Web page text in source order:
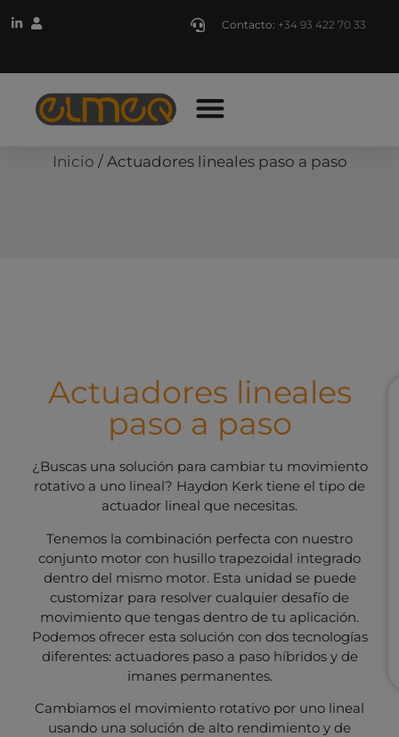
Contacto: +34 93 422 70 33
Inicio / Actuadores lineales paso a paso
Actuadores lineales
paso a paso
¿Buscas una solución para cambiar tu movimiento
rotativo a uno lineal? Haydon Kerk tiene el tipo de
actuador lineal que necesitas.
Tenemos la combinación perfecta con nuestro
conjunto motor con husillo trapezoidal integrado
dentro del mismo motor. Esta unidad se puede
customizar para resolver cualquier desafío de
movimiento que tengas dentro de tu aplicación.
Podemos ofrecer esta solución con dos tecnologías
diferentes: actuadores paso a paso híbridos y de
imanes permanentes.
Cambiamos el movimiento rotativo por uno lineal
usando una solución de alto rendimiento y de